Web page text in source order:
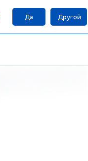
Да Другой